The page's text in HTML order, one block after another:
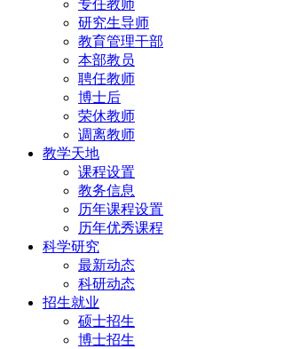
专任教师
研究生导师
教育管理干部
本部教员
聘任教师
博士后
荣休教师
调离教师
教学天地
课程设置
教务信息
历年课程设置
历年优秀课程
科学研究
最新动态
科研动态
招生就业
硕士招生
博士招生